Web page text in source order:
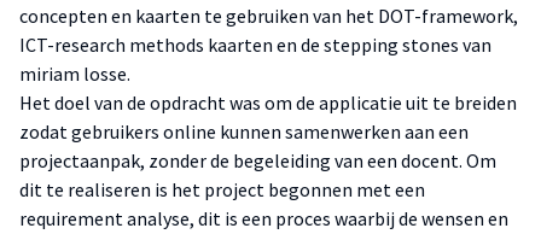
concepten en kaarten te gebruiken van het DOT-framework,
ICT-research methods kaarten en de stepping stones van
miriam losse.
Het doel van de opdracht was om de applicatie uit te breiden
zodat gebruikers online kunnen samenwerken aan een
projectaanpak, zonder de begeleiding van een docent. Om
dit te realiseren is het project begonnen met een
requirement analyse, dit is een proces waarbij de wensen en